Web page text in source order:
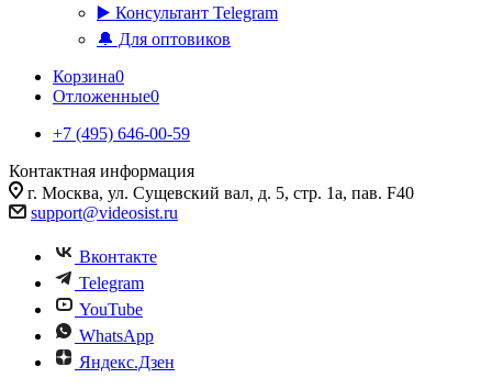
▶️ Консультант Telegram
🔔 Для оптовиков
Корзина0
Отложенные0
+7 (495) 646-00-59
Контактная информация
г. Москва, ул. Сущевский вал, д. 5, стр. 1а, пав. F40
support@videosist.ru
Вконтакте
Telegram
YouTube
WhatsApp
Яндекс.Дзен